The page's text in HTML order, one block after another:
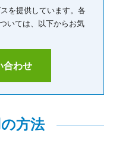
を提供しています。各
いては、以下からお気
合わせ
方法